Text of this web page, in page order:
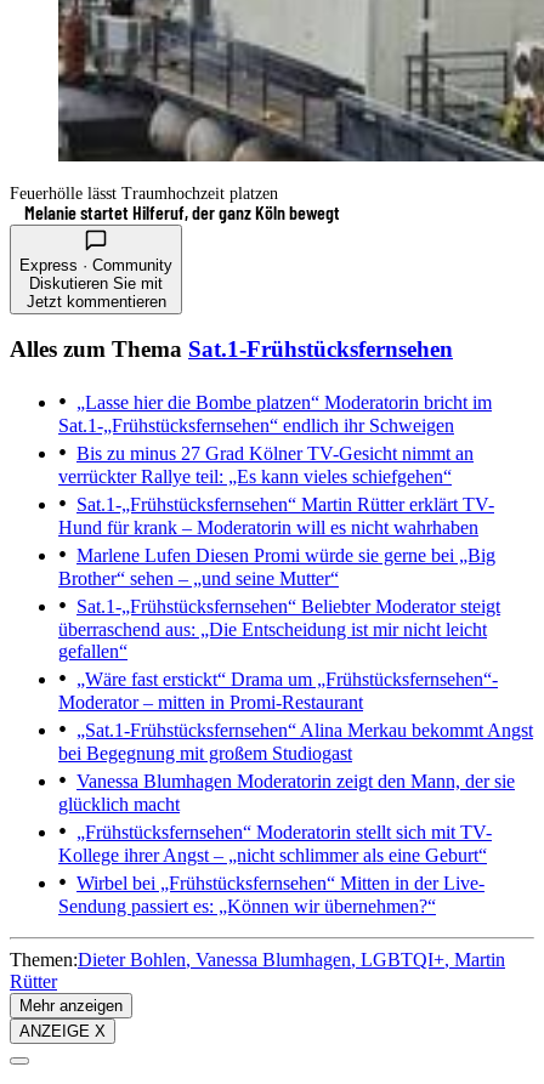
Feuerhölle lässt Traumhochzeit platzen
Melanie startet Hilferuf, der ganz Köln bewegt
Express · Community
Diskutieren Sie mit
Jetzt kommentieren
Alles zum Thema Sat.1-Frühstücksfernsehen
„Lasse hier die Bombe platzen“ Moderatorin bricht im
Sat.1-„Frühstücksfernsehen“ endlich ihr Schweigen
Bis zu minus 27 Grad Kölner TV-Gesicht nimmt an
verrückter Rallye teil: „Es kann vieles schiefgehen“
Sat.1-„Frühstücksfernsehen“ Martin Rütter erklärt TV-
Hund für krank – Moderatorin will es nicht wahrhaben
Marlene Lufen Diesen Promi würde sie gerne bei „Big
Brother“ sehen – „und seine Mutter“
Sat.1-„Frühstücksfernsehen“ Beliebter Moderator steigt
überraschend aus: „Die Entscheidung ist mir nicht leicht
gefallen“
„Wäre fast erstickt“ Drama um „Frühstücksfernsehen“-
Moderator – mitten in Promi-Restaurant
„Sat.1-Frühstücksfernsehen“ Alina Merkau bekommt Angst
bei Begegnung mit großem Studiogast
Vanessa Blumhagen Moderatorin zeigt den Mann, der sie
glücklich macht
„Frühstücksfernsehen“ Moderatorin stellt sich mit TV-
Kollege ihrer Angst – „nicht schlimmer als eine Geburt“
Wirbel bei „Frühstücksfernsehen“ Mitten in der Live-
Sendung passiert es: „Können wir übernehmen?“
Themen:Dieter Bohlen Vanessa Blumhagen LGBTQI+ Martin
Rütter
Mehr anzeigen
ANZEIGE X